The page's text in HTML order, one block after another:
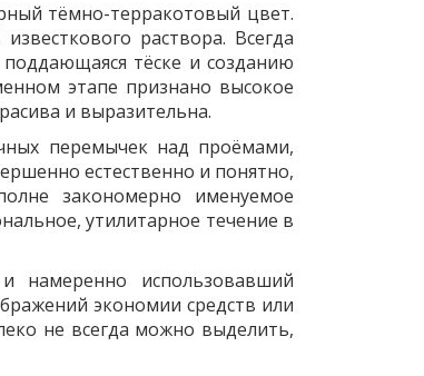
тёмно-терракотовый цвет.
раствора. Всегда
тёске и созданию
этапе признано высокое
и выразительна.
перемычек над проёмами,
естественно и понятно,
закономерно именуемое
утилитарное течение в
намеренно использовавший
экономии средств или
не всегда можно выделить,